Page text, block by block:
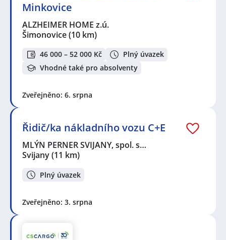
Minkovice
ALZHEIMER HOME z.ú.
Šimonovice(10 km)
46 000 – 52 000 Kč
Plný úvazek
Vhodné také pro absolventy
Zveřejněno: 6. srpna
Řidič/ka nákladního vozu C+E
MLÝN PERNER SVIJANY, spol. s…
Svijany(11 km)
Plný úvazek
Zveřejněno: 3. srpna